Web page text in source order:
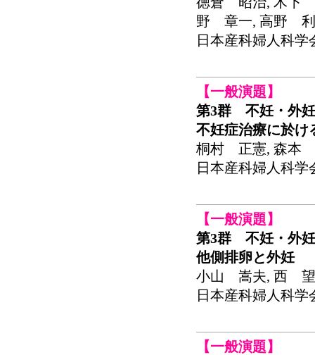
野 章一, 高野
日本産科婦人科学
【一般演題】
第3群 不妊・外妊
不妊症治療に於け
桐村 正憲, 森本
日本産科婦人科学
【一般演題】
第3群 不妊・外妊
他側排卵と外妊
小山 嵩夫, 西
日本産科婦人科学
【一般演題】